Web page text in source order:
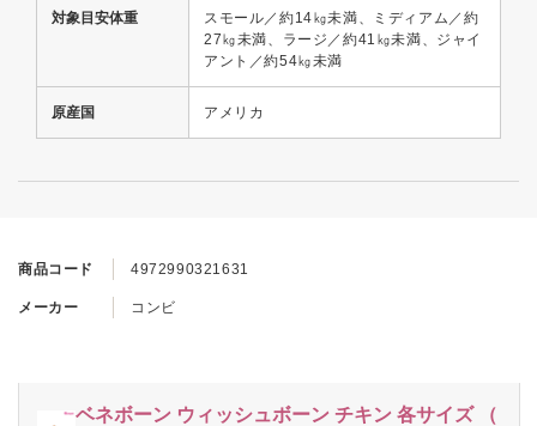
商品コード 4972990321631
メーカー コンビ
ベネボーン ウィッシュボーン チキン 各サイズ （
対象目安体重
スモール／約14㎏未満、ミディアム／約
27㎏未満、ラージ／約41㎏未満、ジャイ
アント／約54㎏未満
原産国 アメリカ